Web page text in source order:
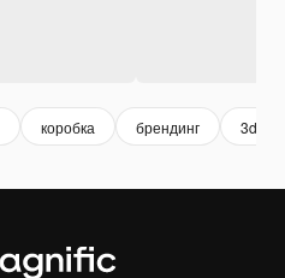
коробка брендинг 3d